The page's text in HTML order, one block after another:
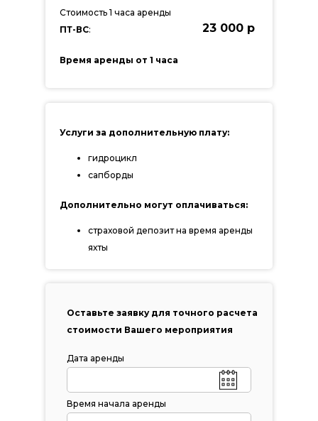
Оставьте заявку для точного расчета
стоимости Вашего мероприятия
Услуги за дополнительную плату:
гидроцикл
сапборды
Дополнительно могут оплачиваться:
страховой депозит на время аренды
яхты
Время аренды от 1 часа
Стоимость 1 часа аренды
ПТ-ВС:
Дата аренды
Время начала аренды
23 000 р